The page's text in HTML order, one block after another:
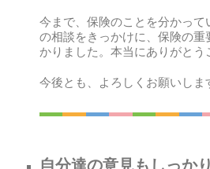
今まで、保険のことを分かって
の相談をきっかけに、保険の
かりました。本当にありがとう
今後とも、よろしくお願いしま
自分達の意見もしっか